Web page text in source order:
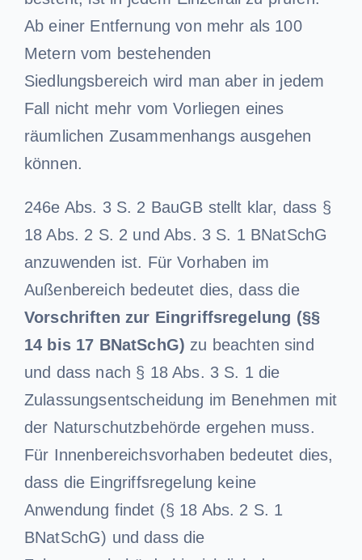
Ab einer Entfernung von mehr als 100
Metern vom bestehenden
Siedlungsbereich wird man aber in jedem
Fall nicht mehr vom Vorliegen eines
räumlichen Zusammenhangs ausgehen
können.
246e Abs. 3 S. 2 BauGB stellt klar, dass §
18 Abs. 2 S. 2 und Abs. 3 S. 1 BNatSchG
anzuwenden ist. Für Vorhaben im
Außenbereich bedeutet dies, dass die
Vorschriften zur Eingriffsregelung (§§
14 bis 17 BNatSchG) zu beachten sind
und dass nach § 18 Abs. 3 S. 1 die
Zulassungsentscheidung im Benehmen mit
der Naturschutzbehörde ergehen muss.
Für Innenbereichsvorhaben bedeutet dies,
dass die Eingriffsregelung keine
Anwendung findet (§ 18 Abs. 2 S. 1
BNatSchG) und dass die